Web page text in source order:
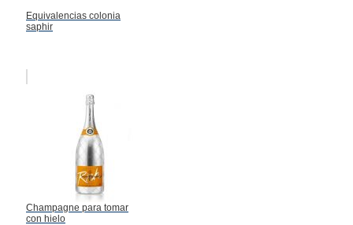
Equivalencias colonia
saphir
Champagne para tomar
con hielo